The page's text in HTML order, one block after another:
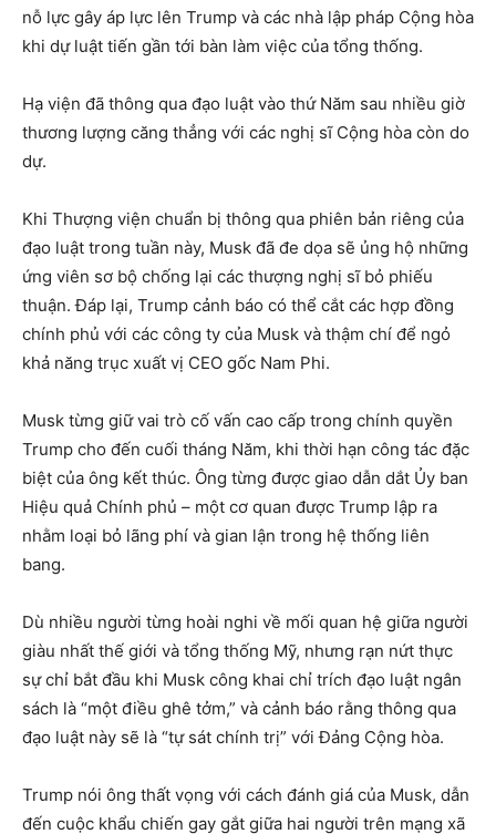
nỗ lực gây áp lực lên Trump và các nhà lập pháp Cộng hòa
khi dự luật tiến gần tới bàn làm việc của tổng thống.
Hạ viện đã thông qua đạo luật vào thứ Năm sau nhiều giờ
thương lượng căng thẳng với các nghị sĩ Cộng hòa còn do
dự.
Khi Thượng viện chuẩn bị thông qua phiên bản riêng của
đạo luật trong tuần này, Musk đã đe dọa sẽ ủng hộ những
ứng viên sơ bộ chống lại các thượng nghị sĩ bỏ phiếu
thuận. Đáp lại, Trump cảnh báo có thể cắt các hợp đồng
chính phủ với các công ty của Musk và thậm chí để ngỏ
khả năng trục xuất vị CEO gốc Nam Phi.
Musk từng giữ vai trò cố vấn cao cấp trong chính quyền
Trump cho đến cuối tháng Năm, khi thời hạn công tác đặc
biệt của ông kết thúc. Ông từng được giao dẫn dắt Ủy ban
Hiệu quả Chính phủ – một cơ quan được Trump lập ra
nhằm loại bỏ lãng phí và gian lận trong hệ thống liên
bang.
Dù nhiều người từng hoài nghi về mối quan hệ giữa người
giàu nhất thế giới và tổng thống Mỹ, nhưng rạn nứt thực
sự chỉ bắt đầu khi Musk công khai chỉ trích đạo luật ngân
sách là “một điều ghê tởm,” và cảnh báo rằng thông qua
đạo luật này sẽ là “tự sát chính trị” với Đảng Cộng hòa.
Trump nói ông thất vọng với cách đánh giá của Musk, dẫn
đến cuộc khẩu chiến gay gắt giữa hai người trên mạng xã